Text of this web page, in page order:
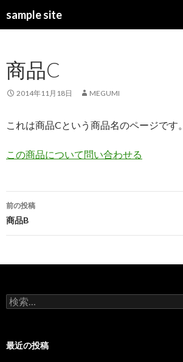
sample site
索
ン
ツ
へ
ッ
商品C
2014年11月18日 MEGUMI
これは商品Cという商品名のページです。
この商品について問い合わせる
投
ナ
ゲ
シ
前の投稿
商品B
検
索
最近の投稿